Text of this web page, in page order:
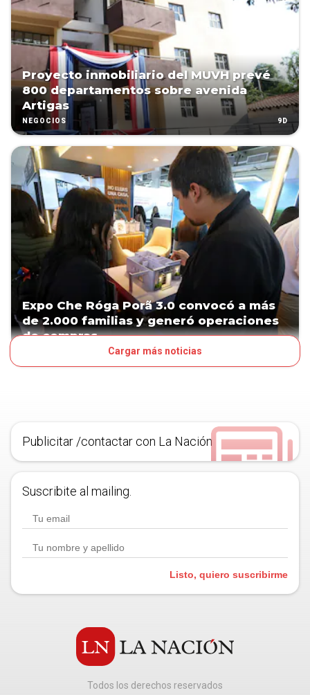
Proyecto inmobiliario del MUVH prevé
800 departamentos sobre avenida
Artigas
NEGOCIOS 9D
Expo Che Róga Porã 3.0 convocó a más
de 2.000 familias y generó operaciones
de compras
Cargar más noticias
Publicitar /contactar con La Nación
Suscribite al mailing.
Listo, quiero suscribirme
Todos los derechos reservados